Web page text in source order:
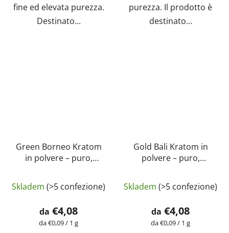
fine ed elevata purezza.
Destinato...
purezza. Il prodotto è
destinato...
Green Borneo Kratom
in polvere – puro,
laboratorio |
GreenGuruvalutazione
media
del
Skladem (>5 confezione)
da €4,08
Prezzo
da €0,09 / 1 g
Gold Bali Kratom in
polvere – puro,
laboratorio |
GreenGuruvalutazione
media
del
Skladem (>5 confezione)
da €4,08
Prezzo
da €0,09 / 1 g